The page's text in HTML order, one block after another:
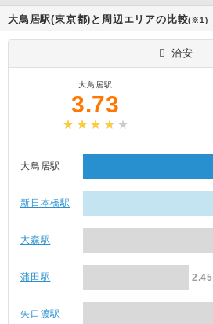
大鳥居駅(東京都)と周辺エリアの比較(※1)
治安
大鳥居駅
3.73
大鳥居駅
新日本橋駅
大森駅
蒲田駅 2.45
矢口渡駅